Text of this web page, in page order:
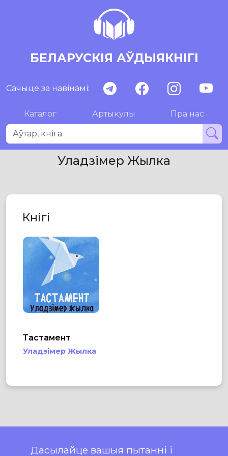
БЕЛАРУСКІЯ АЎДЫЯКНІГІ
Сачыце за навінамі:
Каталог Артыкулы Пра нас
Уладзімер Жылка
Кнігі
Тастамент
Уладзімер Жылка
Дасылайце вашыя пытанні і